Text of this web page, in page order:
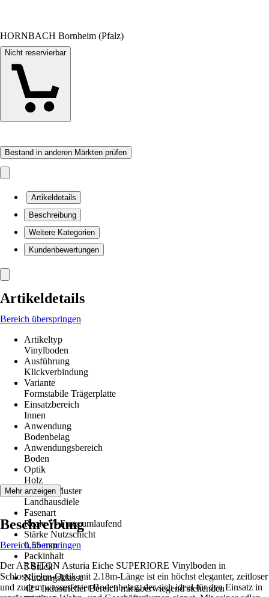
HORNBACH Bornheim (Pfalz)
Nicht reservierbar
Bestand in anderen Märkten prüfen
Artikeldetails
Beschreibung
Weitere Kategorien
Kundenbewertungen
Artikeldetails
Bereich überspringen
Artikeltyp
Vinylboden
Ausführung
Klickverbindung
Variante
Formstabile Trägerplatte
Einsatzbereich
Innen
Anwendung
Bodenbelag
Anwendungsbereich
Boden
Optik
Holz
Dekor / Muster
Landhausdiele
Fasenart
Reale V- Fuge umlaufend
Stärke Nutzschicht
0,55 mm
Packinhalt
5 Stück
Nutzungsklasse
42 - Industrieller Bereich mit überwiegend stehenden
Mehr anzeigen
Beschreibung
Bereich überspringen
Der ARBITON Asturia Eiche SUPERIORE Vinylboden in
Schlossdielen-Optik mit 2.18m-Länge ist ein höchst eleganter, zeitloser
und zudem wasserfester Bodenbelag, der sich ideal für den Einsatz in